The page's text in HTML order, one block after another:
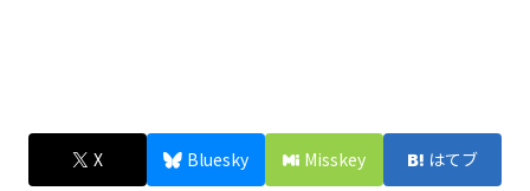
X Bluesky Misskey はてブ